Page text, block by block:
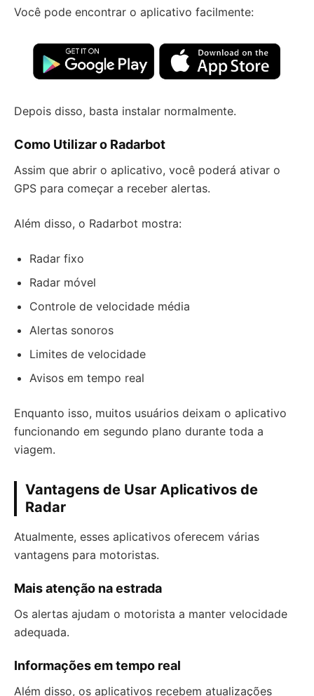
Você pode encontrar o aplicativo facilmente:
Depois disso, basta instalar normalmente.
Como Utilizar o Radarbot
Assim que abrir o aplicativo, você poderá ativar o
GPS para começar a receber alertas.
Além disso, o Radarbot mostra:
Radar fixo
Radar móvel
Controle de velocidade média
Alertas sonoros
Limites de velocidade
Avisos em tempo real
Enquanto isso, muitos usuários deixam o aplicativo
funcionando em segundo plano durante toda a
viagem.
Vantagens de Usar Aplicativos de
Radar
Atualmente, esses aplicativos oferecem várias
vantagens para motoristas.
Mais atenção na estrada
Os alertas ajudam o motorista a manter velocidade
adequada.
Informações em tempo real
Além disso, os aplicativos recebem atualizações